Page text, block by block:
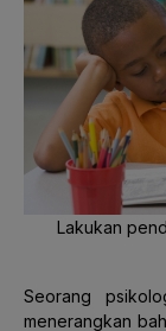
Lakukan
Seorang
menerangkan